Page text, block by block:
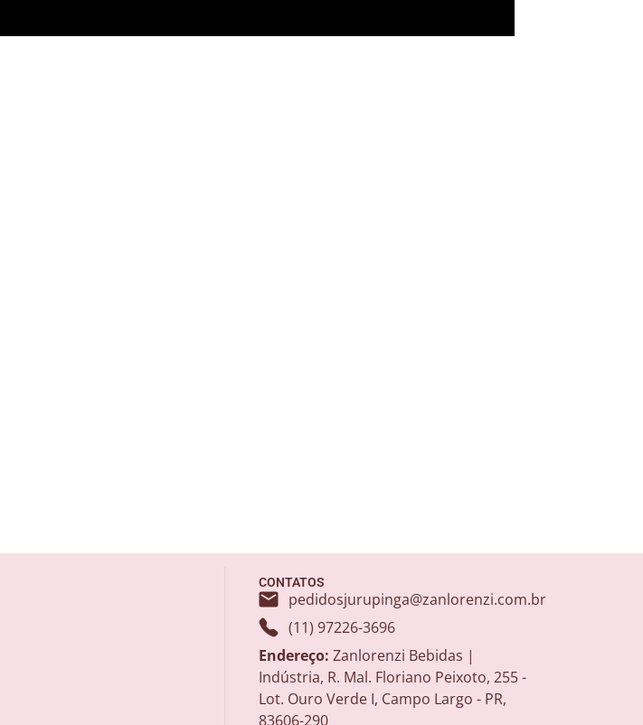
CONTATOS
pedidosjurupinga@zanlorenzi.com.br
(11) 97226-3696
Endereço: Zanlorenzi Bebidas |
Indústria, R. Mal. Floriano Peixoto, 255 -
Lot. Ouro Verde I, Campo Largo - PR,
83606-290